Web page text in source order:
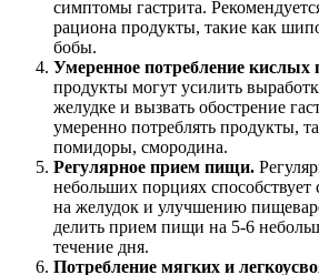
симптомы гастрита.
рациона продукты, такие как
бобы.
Умеренное потребление кислых
продукты могут усилить
желудке и вызвать обострение
умеренно потреблять продукты,
помидоры, смородина.
Регулярное прием пищи.
небольших порциях
на желудок и улучшению
делить прием пищи на 5-6
течение дня.
Потребление мягких и